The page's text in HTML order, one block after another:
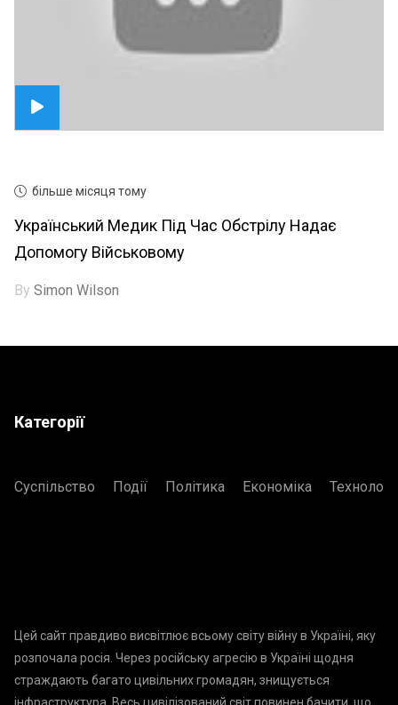
більше місяця тому
Український Медик Під Час Обстрілу Надає
Допомогу Військовому
BySimon Wilson
Категорії
Суспільство Події Політика Економіка Технології
Цей сайт правдиво висвітлює всьому світу війну в Україні, яку
розпочала росія. Через російську агресію в Україні щодня
страждають багато цивільних громадян, знищується